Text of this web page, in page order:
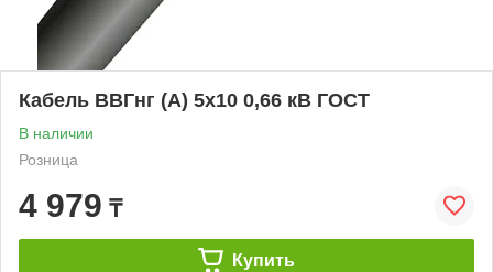
Кабель ВВГнг (А) 5х10 0,66 кВ ГОСТ
В наличии
Розница
4 979 ₸
Купить